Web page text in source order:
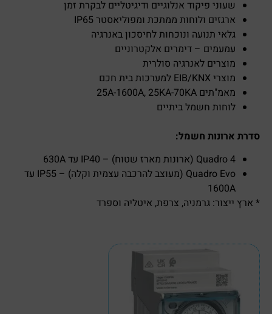
שעוני פיקוד אנלוגיים ודיגיטליים לבקרת זמן
ארגזים ולוחות ממתכת ומפוליאסטר IP65
גלאי תנועה ונוכחות לחיסכון באנרגיה
עמעמים – דימרים אלקטרוניים
מוצרים לאנרגיה סולרית
מוצרי EIB/KNX למערכות בית חכם
מאמ"תים 25A-1600A, 25KA-70KA
לוחות חשמל ביתיים
סדרת ארונות חשמל:
Quadro 4 (ארונות מארז שטוח) – IP40 עד 630A
Quadro Evo ׁׁ(מעוצב להרכבה עצמית וקלה) – IP55 עד
1600A
* ארץ ייצור: גרמניה, צרפת, איטליה וספרד